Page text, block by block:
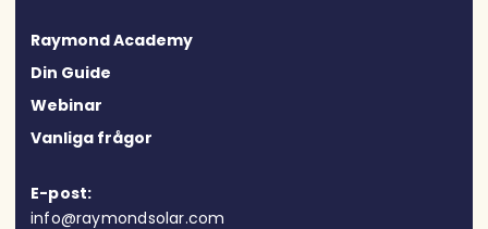
Raymond Academy
Din Guide
Webinar
Vanliga frågor
E-post:
info@raymondsolar.com